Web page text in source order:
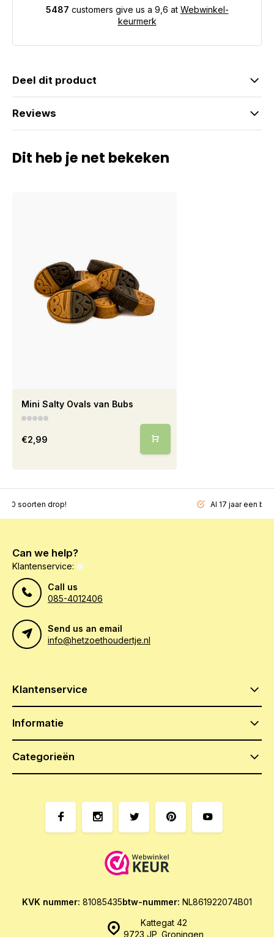
5487 customers give us a 9,6 at Webwinkel-
keurmerk
Deel dit product
Reviews
Dit heb je net bekeken
Mini Salty Ovals van Bubs
€2,99
soorten drop! Al 17 jaar een
Can we help?
Klantenservice:
Call us
085-4012406
Send us an email
info@hetzoethoudertje.nl
Klantenservice
Informatie
Categorieën
Kattegat 42
9723 JP, Groningen
KVK nummer: 81085435btw-nummer: NL861922074B01